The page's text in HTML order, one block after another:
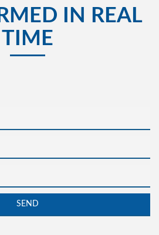
IN REAL
TIME